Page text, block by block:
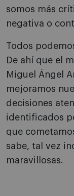
somos más
negativa o
Todos
De ahí que el
Miguel Ángel
mejoramos
decisiones
identificados
que
sabe, tal vez
maravillosas.